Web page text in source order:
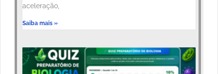
aceleração,
Saiba mais »